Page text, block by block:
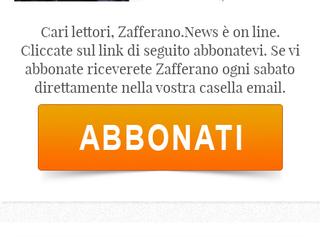
Cari lettori, Zafferano.News è on line.
Cliccate sul link di seguito abbonatevi. Se vi
abbonate riceverete Zafferano ogni sabato
direttamente nella vostra casella email.